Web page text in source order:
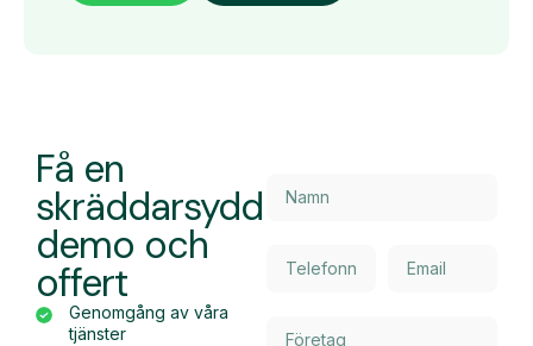
Få en
skräddarsydd
demo och
offert
Genomgång av våra
tjänster